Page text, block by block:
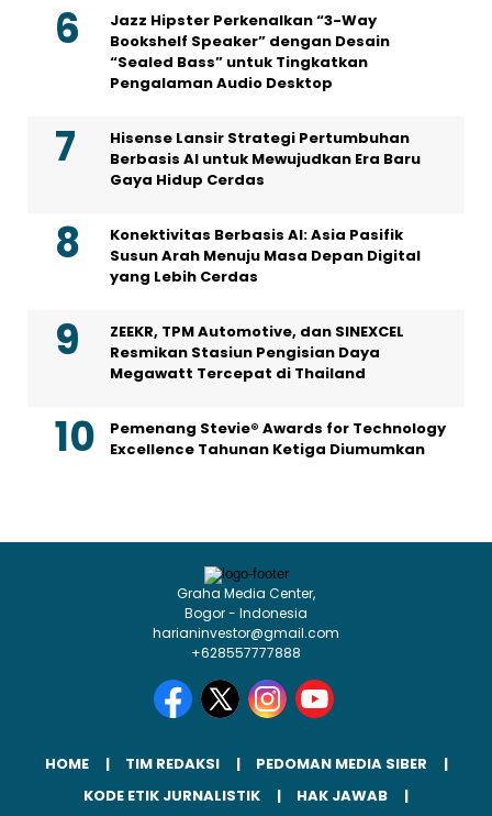
Jazz Hipster Perkenalkan “3-Way
Bookshelf Speaker” dengan Desain
“Sealed Bass” untuk Tingkatkan
Pengalaman Audio Desktop
Hisense Lansir Strategi Pertumbuhan
Berbasis AI untuk Mewujudkan Era Baru
Gaya Hidup Cerdas
Konektivitas Berbasis AI: Asia Pasifik
Susun Arah Menuju Masa Depan Digital
yang Lebih Cerdas
ZEEKR, TPM Automotive, dan SINEXCEL
Resmikan Stasiun Pengisian Daya
Megawatt Tercepat di Thailand
Pemenang Stevie® Awards for Technology
Excellence Tahunan Ketiga Diumumkan
Graha Media Center,
Bogor - Indonesia
harianinvestor@gmail.com
+628557777888
HOME TIM REDAKSI
PEDOMAN MEDIA SIBER
KODE ETIK JURNALISTIK
HAK JAWAB